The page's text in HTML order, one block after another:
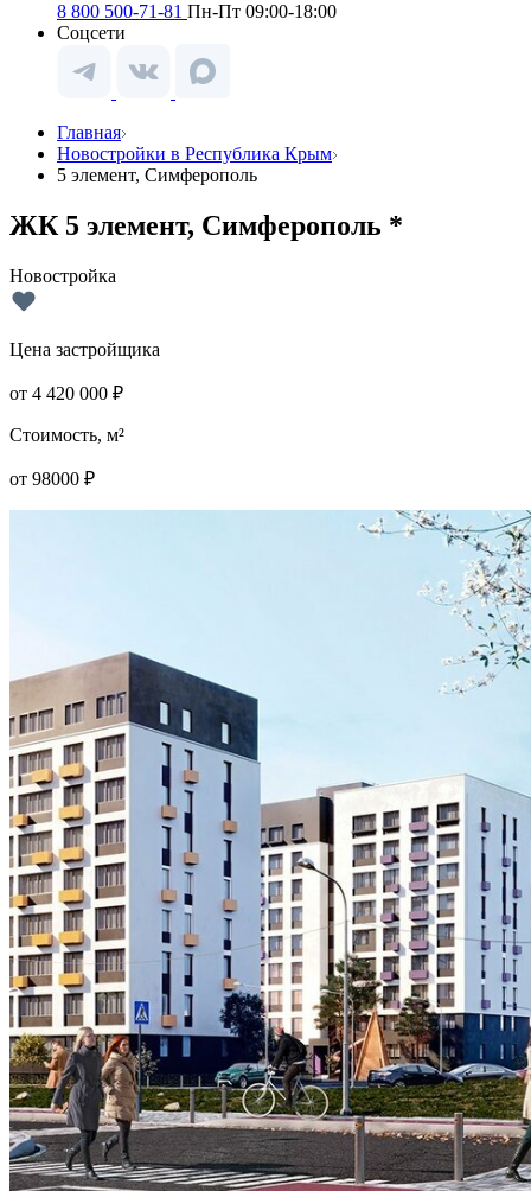
8 800 500-71-81 Пн-Пт 09:00-18:00
Соцсети
Главная
Новостройки в Республика Крым
5 элемент, Симферополь
ЖК 5 элемент, Симферополь *
Новостройка
Цена застройщика
от 4 420 000 ₽
Стоимость, м²
от 98000 ₽